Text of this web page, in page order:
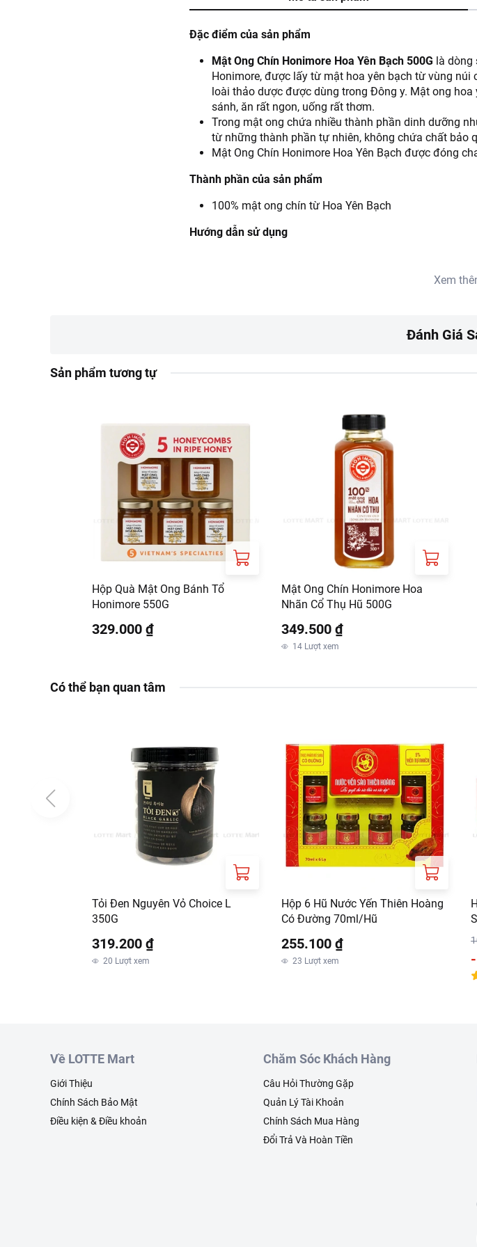
Đặc điểm của sản phẩm
Mật Ong Chín Honimore Hoa Yên Bạch 500G là dòng
Honimore, được lấy từ mật hoa yên bạch từ vùng
loài thảo dược được dùng trong Đông y. Mật ong
sánh, ăn rất ngon, uống rất thơm.
Trong mật ong chứa nhiều thành phần dinh dưỡng
từ những thành phần tự nhiên, không chứa chất bảo
Mật Ong Chín Honimore Hoa Yên Bạch được đóng
Thành phần của sản phẩm
100% mật ong chín từ Hoa Yên Bạch
Hướng dẫn sử dụng
nước ấm là khoảng 35-40 độ C khi pha mật ong.
Bảo quản ở nơi khô ráo, thoáng mát, tránh ánh nắng
Xem
Đánh Giá
Sản phẩm tương tự
Hộp Quà Mật Ong Bánh Tổ
Honimore 550G
329.000 ₫
Mật Ong Chín Honimore Hoa
Nhãn Cổ Thụ Hũ 500G
349.500 ₫
14 Lượt xem
Có thể bạn quan tâm
Tỏi Đen Nguyên Vỏ Choice L
350G
319.200 ₫
20 Lượt xem
Hộp 6 Hũ Nước Yến Thiên Hoàng
Có Đường 70ml/Hũ
255.100 ₫
23 Lượt xem
Về LOTTE Mart
Giới Thiệu
Chính Sách Bảo Mật
Điều kiện & Điều khoản
Chăm Sóc Khách Hàng
Câu Hỏi Thường Gặp
Quản Lý Tài Khoản
Chính Sách Mua Hàng
Đổi Trả Và Hoàn Tiền